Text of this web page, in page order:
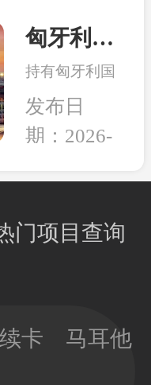
和未来多一层
保障，移民身
是一种工具，
能为我所用，
工具。
联邦法院，起
强推的“金
卡”计划。当
前建议先行观
望，等待政策
观点是，在移
看，以免因政
匈牙利永居卡到期续签服务：全程国内办理，直接换发10年新卡
持有匈牙利国
债永居卡的家
人们有福啦！
永居卡到期换
续，可以继续
理，不用登陆
发10年有效
期；目前换新
发布日
期：2026-
门项目查询
卡 马耳他